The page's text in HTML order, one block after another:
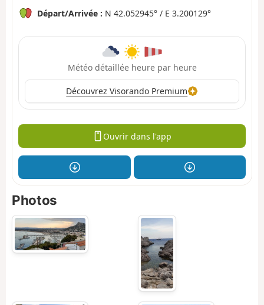
Départ/Arrivée : N 42.052945° / E 3.200129°
Météo détaillée heure par heure
Découvrez Visorando Premium
Ouvrir dans l'app
Photos